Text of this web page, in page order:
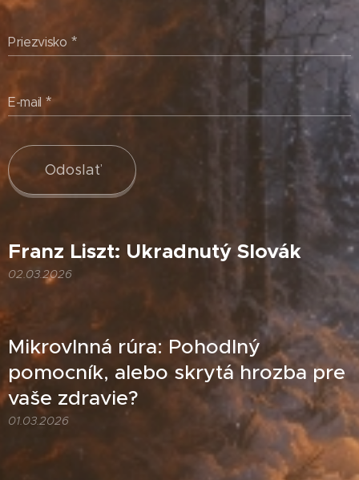
Priezvisko
E-mail
Odoslať
Franz Liszt: Ukradnutý Slovák
02.03.2026
Mikrovlnná rúra: Pohodlný
pomocník, alebo skrytá hrozba pre
vaše zdravie?
01.03.2026